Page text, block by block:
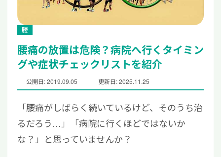
腰
腰痛の放置は危険？病院へ行くタイミン
グや症状チェックリストを紹介
公開日: 2019.09.05 更新日: 2025.11.25
「腰痛がしばらく続いているけど、そのうち治
るだろう…」「病院に行くほどではないか
な？」と思っていませんか？